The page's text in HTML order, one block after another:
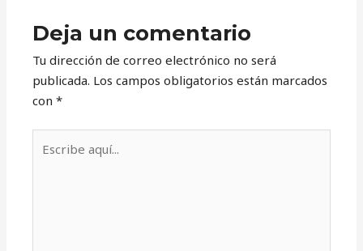
Deja un comentario
Tu dirección de correo electrónico no será
publicada. Los campos obligatorios están marcados
con*
aquí...